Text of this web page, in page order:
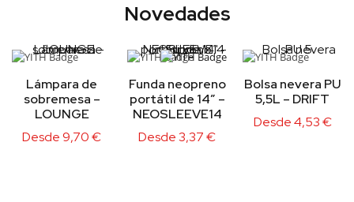
Novedades
Lámpara de
sobremesa –
LOUNGE
Desde9,70€
Funda neopreno
portátil de 14″ –
NEOSLEEVE14
Desde3,37€
Bolsa nevera PU
5,5L – DRIFT
Desde4,53€